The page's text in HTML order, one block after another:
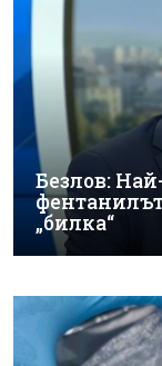
Безлов:
„билка“